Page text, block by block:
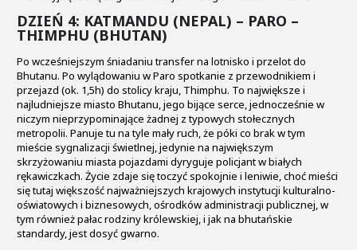
DZIEŃ 4: KATMANDU (NEPAL) – PARO –
THIMPHU (BHUTAN)
Po wcześniejszym śniadaniu transfer na lotnisko i przelot do
Bhutanu. Po wylądowaniu w Paro spotkanie z przewodnikiem i
przejazd (ok. 1,5h) do stolicy kraju, Thimphu. To największe i
najludniejsze miasto Bhutanu, jego bijące serce, jednocześnie w
niczym nieprzypominające żadnej z typowych stołecznych
metropolii. Panuje tu na tyle mały ruch, że póki co brak w tym
mieście sygnalizacji świetlnej, jedynie na największym
skrzyżowaniu miasta pojazdami dyryguje policjant w białych
rękawiczkach. Życie zdaje się toczyć spokojnie i leniwie, choć mieści
się tutaj większość najważniejszych krajowych instytucji kulturalno-
oświatowych i biznesowych, ośrodków administracji publicznej, w
tym również pałac rodziny królewskiej, i jak na bhutańskie
standardy, jest dosyć gwarno.